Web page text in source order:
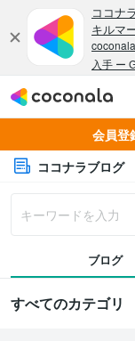
会員登
ココナラブログ
ブログ
すべてのカテゴリ